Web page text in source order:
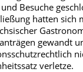
Besuche
hatten
gewandt
verletze.